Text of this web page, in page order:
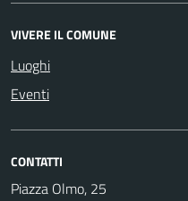
VIVERE IL COMUNE
Luoghi
Eventi
CONTATTI
Piazza Olmo, 25